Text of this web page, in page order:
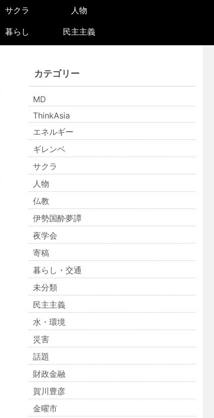
サクラ 人物
暮らし 民主主義
カテゴリー
MD
ThinkAsia
エネルギー
ギレンベ
サクラ
人物
仏教
伊勢国酔夢譚
夜学会
寄稿
暮らし・交通
未分類
民主主義
水・環境
災害
話題
財政金融
賀川豊彦
金曜市